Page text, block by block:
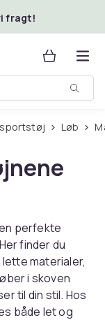
fragt!
sportstøj Løb
perfekte
finder du
materialer,
i skoven
til din stil. Hos
både let og